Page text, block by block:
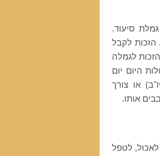
סיעוד.
הזכות לקבל
לגמלה
היום יום
או צורך
אותו.
לטפל